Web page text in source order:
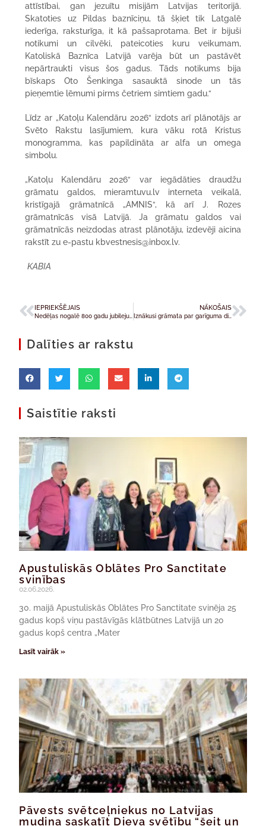
attīstībai, gan jezuītu misijām Latvijas teritorijā.
Skatoties uz Pildas baznīciņu, tā šķiet tik Latgalē
iederīga, raksturīga, it kā pašsaprotama. Bet ir bijuši
notikumi un cilvēki, pateicoties kuru veikumam,
Katoliskā Baznīca Latvijā varēja būt un pastāvēt
nepārtraukti visus šos gadus. Tāds notikums bija
bīskaps Oto Šenkinga sasauktā sinode un tās
pieņemtie lēmumi pirms četriem simtiem gadu.“
Līdz ar „Katoļu Kalendāru 2026“ izdots arī plānotājs ar
Svēto Rakstu lasījumiem, kura vāku rotā Kristus
monogramma, kas papildināta ar alfa un omega
simbolu.
„Katoļu Kalendāru 2026“ var iegādāties draudžu
grāmatu galdos, mieramtuvu.lv interneta veikalā,
kristīgajā grāmatnīcā „AMNIS“, kā arī J. Rozes
grāmatnīcās visā Latvijā. Ja grāmatu galdos vai
grāmatnīcās neizdodas atrast plānotāju, izdevēji aicina
rakstīt zu e-pastu kbvestnesis@inbox.lv.
KABIA
IEPRIEKŠĒJAIS NĀKOŠAIS
Iznākusi grāmata par garīguma dimensijas daudzveidību mūsdienās
Dalīties ar rakstu
Saistītie raksti
Apustuliskās Oblātes Pro Sanctitate
svinības
02.06.2026.
30. maijā Apustuliskās Oblātes Pro Sanctitate svinēja 25
gadus kopš viņu pastāvīgās klātbūtnes Latvijā un 20
gadus kopš centra „Mater
Lasīt vairāk »
Pāvests svētceļniekus no Latvijas
mudina saskatīt Dieva svētību “šeit un